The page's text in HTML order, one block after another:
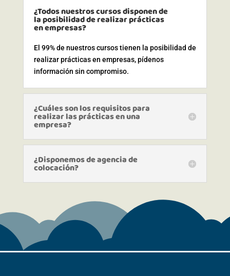
¿Todos nuestros cursos disponen de
la posibilidad de realizar prácticas
en empresas?
El 99% de nuestros cursos tienen la posibilidad de
realizar prácticas en empresas, pídenos
información sin compromiso.
¿Cuáles son los requisitos para
realizar las prácticas en una
empresa?
¿Disponemos de agencia de
colocación?